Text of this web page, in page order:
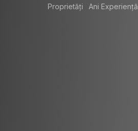
Proprietăți Ani Experiență